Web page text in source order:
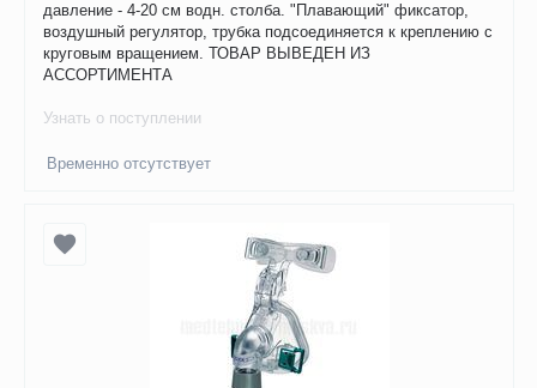
давление - 4-20 см водн. столба. "Плавающий" фиксатор,
воздушный регулятор, трубка подсоединяется к креплению с
круговым вращением. ТОВАР ВЫВЕДЕН ИЗ
АССОРТИМЕНТА
Узнать о поступлении
Временно отсутствует